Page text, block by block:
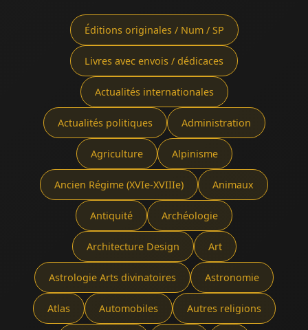
Éditions originales / Num / SP
Livres avec envois / dédicaces
Actualités internationales
Actualités politiques Administration
Agriculture Alpinisme
Ancien Régime (XVIe-XVIIIe) Animaux
Antiquité Archéologie
Architecture Design Art
Astrologie Arts divinatoires Astronomie
Atlas Automobiles Autres religions